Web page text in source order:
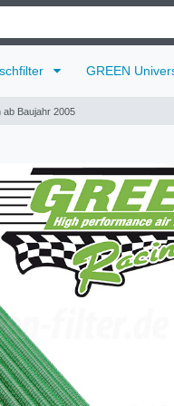
GREEN
Baujahr 2005